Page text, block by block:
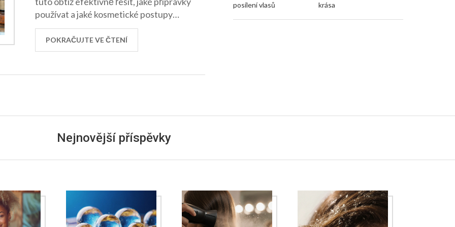
používat a jaké kosmetické postupy
doporučuji. Připravte se na množství
praktických rad a tipů, které vám pomohou
zvládnout tuto výzvu a vypadat opravdu
POKRAČUJTE VE ČTENÍ
posílení vlasů krása
Nejnovější příspěvky